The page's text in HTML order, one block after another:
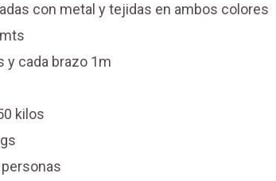
con metal y tejidas en ambos colores
y cada brazo 1m
kilos
personas